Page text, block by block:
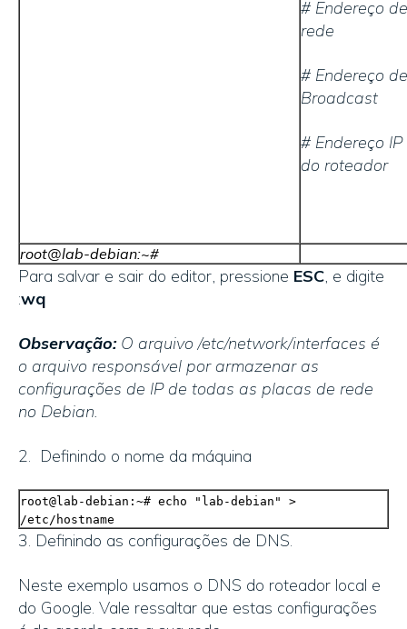
# Endereço de
rede
# Endereço de
Broadcast
# Endereço IP
do roteador
root@lab-debian:~#
Para salvar e sair do editor, pressione ESC, e digite
:wq
Observação:O arquivo /etc/network/interfaces é
o arquivo responsável por armazenar as
configurações de IP de todas as placas de rede
no Debian.
2. Definindo o nome da máquina
root@lab-debian:~# echo "lab-debian" >
/etc/hostname
3. Definindo as configurações de DNS.
Neste exemplo usamos o DNS do roteador local e
do Google. Vale ressaltar que estas configurações